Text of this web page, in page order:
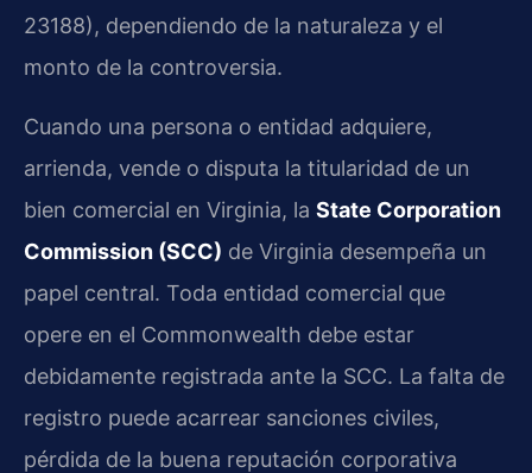
23188), dependiendo de la naturaleza y el
monto de la controversia.
Cuando una persona o entidad adquiere,
arrienda, vende o disputa la titularidad de un
bien comercial en Virginia, la State Corporation
Commission (SCC) de Virginia desempeña un
papel central. Toda entidad comercial que
opere en el Commonwealth debe estar
debidamente registrada ante la SCC. La falta de
registro puede acarrear sanciones civiles,
pérdida de la buena reputación corporativa